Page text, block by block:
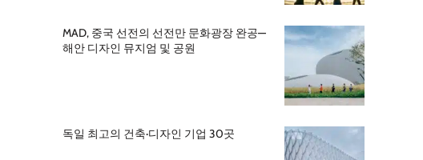
MAD, 중국 선전의 선전만 문화광장 완공—
해안 디자인 뮤지엄 및 공원
독일 최고의 건축·디자인 기업 30곳